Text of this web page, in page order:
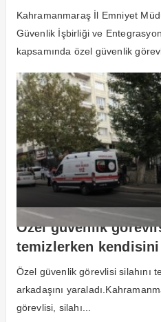
Kahramanmaraş İl Emniyet
Güvenlik İşbirliği ve
kapsamında özel güvenlik
Özel güvenlik
temizlerken
arkadaşını vurdu
Özel güvenlik görevlisi silahını
arkadaşını
görevlisi, silahı...